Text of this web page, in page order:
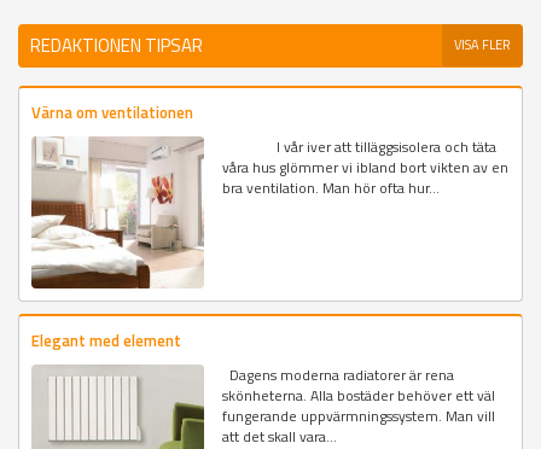
REDAKTIONEN TIPSAR VISA FLER
Värna om ventilationen
I vår iver att tilläggsisolera och täta
våra hus glömmer vi ibland bort vikten av en
bra ventilation. Man hör ofta hur...
Elegant med element
Dagens moderna radiatorer är rena
skönheterna. Alla bostäder behöver ett väl
fungerande uppvärmningssystem. Man vill
att det skall vara...